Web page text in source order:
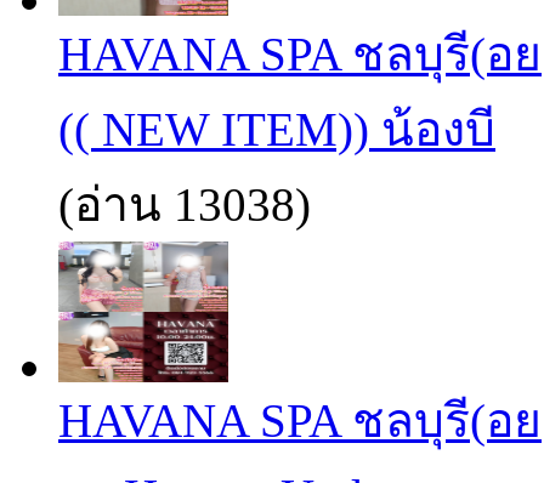
HAVANA SPA ชลบุรี(อย
(( NEW ITEM)) น้องบี
(อ่าน 13038)
HAVANA SPA ชลบุรี(อย